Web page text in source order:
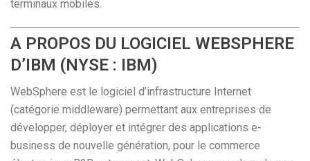
terminaux mobiles.
A PROPOS DU LOGICIEL WEBSPHERE
D’IBM (NYSE : IBM)
WebSphere est le logiciel d’infrastructure Internet
(catégorie middleware) permettant aux entreprises de
développer, déployer et intégrer des applications e-
business de nouvelle génération, pour le commerce